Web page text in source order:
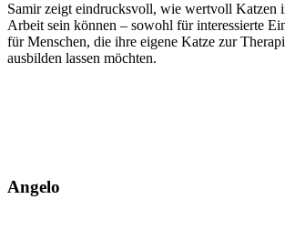
Samir zeigt eindrucksvoll, wie wertvoll Katzen
Arbeit sein können – sowohl für interessierte
für Menschen, die ihre eigene Katze zur
ausbilden lassen möchten.
Angelo